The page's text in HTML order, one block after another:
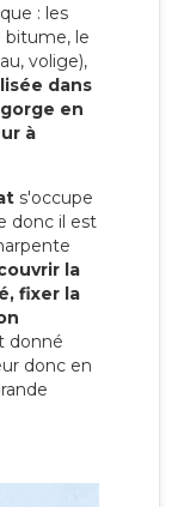
: les
bitume, le
volige),
dans
en
à
s'occupe
donc il est
la
fixer la
donné
donc en